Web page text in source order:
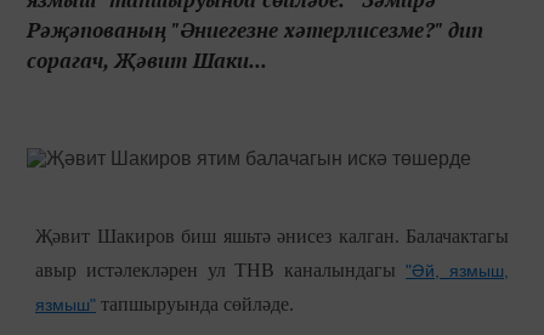
Рәҗәпованың "Әниегезне хәтерлисезме?" дип
сорагач, Җәвит Шаки...
Җәвит Шакиров биш яшьтә әнисез калган. Балачактагы
авыр истәлекләрен ул ТНВ каналындагы"Әй, язмыш,
язмыш" тапшыруында сөйләде.